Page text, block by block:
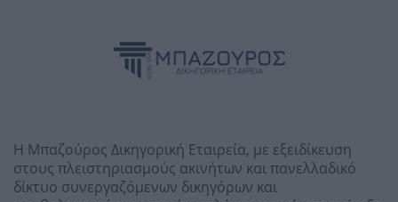
Η Μπαζούρος Δικηγορική Εταιρεία, με εξειδίκευση
στους πλειστηριασμούς ακινήτων και πανελλαδικό
δίκτυο συνεργαζόμενων δικηγόρων και